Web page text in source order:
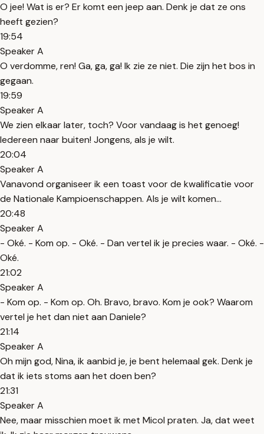
O jee! Wat is er? Er komt een jeep aan. Denk je dat ze ons
heeft gezien?
19:54
Speaker A
O verdomme, ren! Ga, ga, ga! Ik zie ze niet. Die zijn het bos in
gegaan.
19:59
Speaker A
We zien elkaar later, toch? Voor vandaag is het genoeg!
Iedereen naar buiten! Jongens, als je wilt.
20:04
Speaker A
Vanavond organiseer ik een toast voor de kwalificatie voor
de Nationale Kampioenschappen. Als je wilt komen...
20:48
Speaker A
- Oké. - Kom op. - Oké. - Dan vertel ik je precies waar. - Oké. -
Oké.
21:02
Speaker A
- Kom op. - Kom op. Oh. Bravo, bravo. Kom je ook? Waarom
vertel je het dan niet aan Daniele?
21:14
Speaker A
Oh mijn god, Nina, ik aanbid je, je bent helemaal gek. Denk je
dat ik iets stoms aan het doen ben?
21:31
Speaker A
Nee, maar misschien moet ik met Micol praten. Ja, dat weet